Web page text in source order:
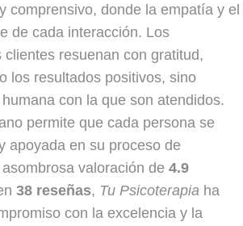
comprensivo, donde la empatía y el
de cada interacción. Los
resuenan con gratitud,
los resultados positivos, sino
con la que son atendidos.
permite que cada persona se
apoyada en su proceso de
valoración de 4.9
38 reseñas, Tu Psicoterapia ha
con la excelencia y la